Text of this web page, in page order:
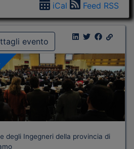
iCal Feed RSS
evento
degli Ingegneri della provincia di